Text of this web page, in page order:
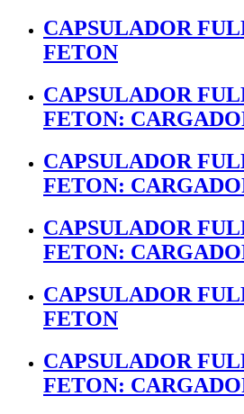
CAPSULADOR
FETON
CAPSULADOR
FETON:
CAPSULADOR
FETON:
CAPSULADOR
FETON:
CAPSULADOR
FETON
CAPSULADOR
FETON: